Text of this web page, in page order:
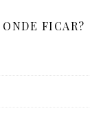
ONDE FICAR?